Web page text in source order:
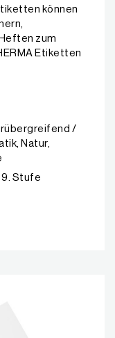
können
zum
Etiketten
/
Natur,
Stufe